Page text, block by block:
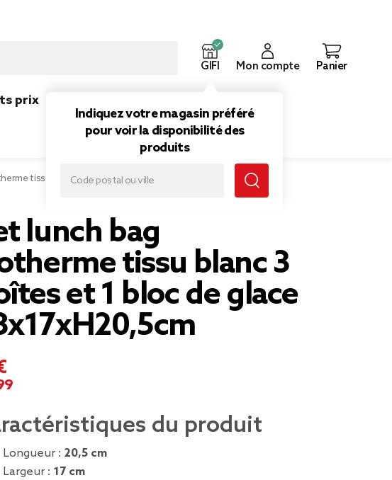
GIFI
Indiquez votre magasin préféré
pour voir la disponibilité des
produits
Mon compte Panier
prix
tissu blanc 3 boîtes et 1 bloc de glace 18x17xH20,5cm
lunch bag
tissu blanc 3
et 1 bloc de glace
du produit
Longueur : 20,5 cm
Largeur : 17 cm